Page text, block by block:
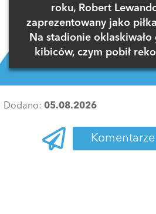
roku, Robert
zaprezentowany jako
Na stadionie oklaskiwało
kibiców, czym pobił
Dodano: 05.08.2026
Komentarze